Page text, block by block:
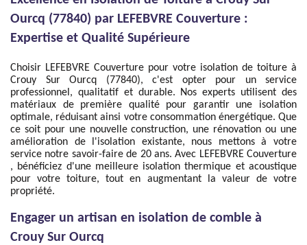
Ourcq (77840) par LEFEBVRE Couverture :
Expertise et Qualité Supérieure
Choisir LEFEBVRE Couverture pour votre isolation de toiture à
Crouy Sur Ourcq (77840), c'est opter pour un service
professionnel, qualitatif et durable. Nos experts utilisent des
matériaux de première qualité pour garantir une isolation
optimale, réduisant ainsi votre consommation énergétique. Que
ce soit pour une nouvelle construction, une rénovation ou une
amélioration de l'isolation existante, nous mettons à votre
service notre savoir-faire de 20 ans. Avec LEFEBVRE Couverture
, bénéficiez d'une meilleure isolation thermique et acoustique
pour votre toiture, tout en augmentant la valeur de votre
propriété.
Engager un artisan en isolation de comble à
Crouy Sur Ourcq